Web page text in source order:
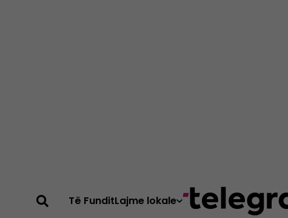
Të FunditLajme lokale